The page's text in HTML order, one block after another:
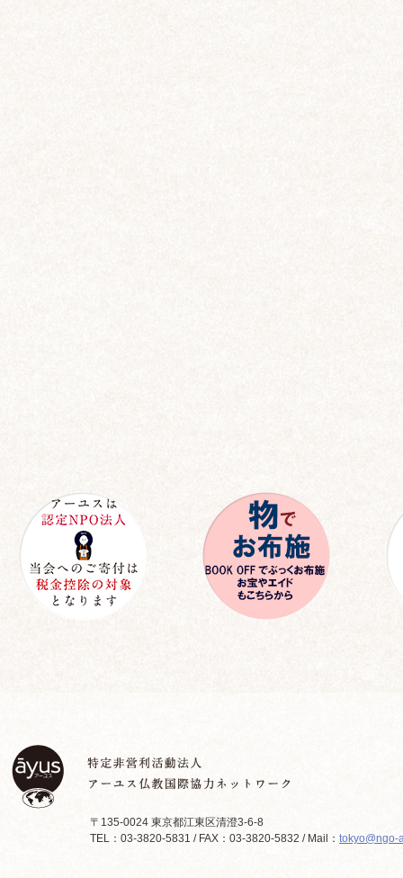
〒135-0024 東京都江東区清澄3-6-8
TEL：03-3820-5831 / FAX：03-3820-5832 / Mail： tokyo@ngo-